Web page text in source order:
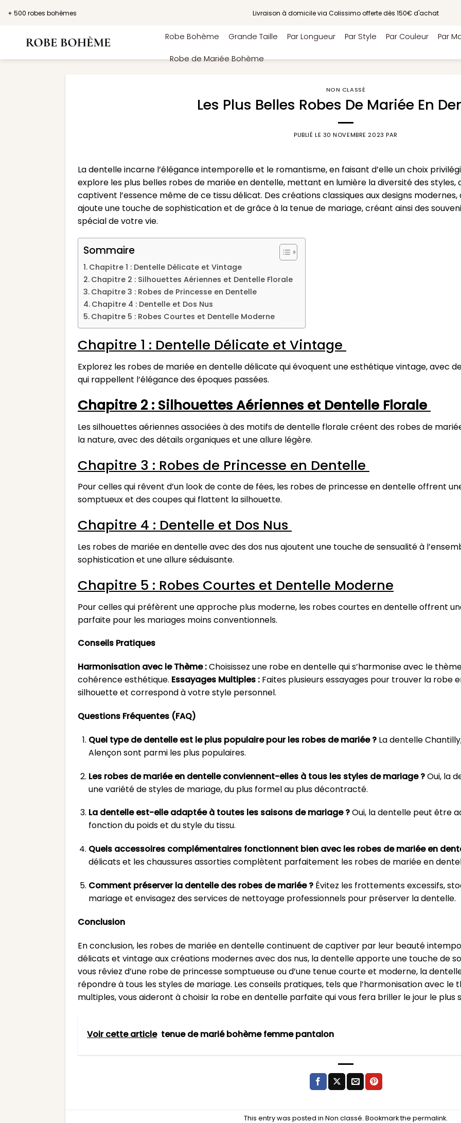
+ 500 robes bohèmes Livraison à domicile via Colissimo offerte dès 150€ d'achat
Robe Bohème Grande Taille Par Longueur Par Style Par Couleur Par
Robe de Mariée Bohème
NON CLASSÉ
Les Plus Belles Robes De Mariée En
PUBLIÉ LE 30 NOVEMBRE 2023 PAR
La dentelle incarne l’élégance intemporelle et le romantisme, en faisant d’elle un choix
explore les plus belles robes de mariée en dentelle, mettant en lumière la diversité des styles,
captivent l’essence même de ce tissu délicat. Des créations classiques aux designs
ajoute une touche de sophistication et de grâce à la tenue de mariage, créant ainsi des
spécial de votre vie.
Sommaire
Chapitre 1 : Dentelle Délicate et Vintage
Chapitre 2 : Silhouettes Aériennes et Dentelle Florale
Chapitre 3 : Robes de Princesse en Dentelle
Chapitre 4 : Dentelle et Dos Nus
Chapitre 5 : Robes Courtes et Dentelle Moderne
Chapitre 1 : Dentelle Délicate et Vintage
Explorez les robes de mariée en dentelle délicate qui évoquent une esthétique vintage, avec
qui rappellent l’élégance des époques passées.
Chapitre 2 : Silhouettes Aériennes et Dentelle Florale
Les silhouettes aériennes associées à des motifs de dentelle florale créent des robes de
la nature, avec des détails organiques et une allure légère.
Chapitre 3 : Robes de Princesse en Dentelle
Pour celles qui rêvent d’un look de conte de fées, les robes de princesse en dentelle offrent
somptueux et des coupes qui flattent la silhouette.
Chapitre 4 : Dentelle et Dos Nus
Les robes de mariée en dentelle avec des dos nus ajoutent une touche de sensualité à
sophistication et une allure séduisante.
Chapitre 5 : Robes Courtes et Dentelle Moderne
Pour celles qui préfèrent une approche plus moderne, les robes courtes en dentelle offrent
parfaite pour les mariages moins conventionnels.
Conseils Pratiques
Harmonisation avec le Thème :Choisissez une robe en dentelle qui s’harmonise avec le
cohérence esthétique. Essayages Multiples : Faites plusieurs essayages pour trouver la robe
silhouette et correspond à votre style personnel.
Questions Fréquentes (FAQ)
Quel type de dentelle est le plus populaire pour les robes de mariée ?La dentelle
Alençon sont parmi les plus populaires.
Les robes de mariée en dentelle conviennent-elles à tous les styles de mariage ?Oui, la
une variété de styles de mariage, du plus formel au plus décontracté.
La dentelle est-elle adaptée à toutes les saisons de mariage ?Oui, la dentelle peut être
fonction du poids et du style du tissu.
Quels accessoires complémentaires fonctionnent bien avec les robes de mariée en
délicats et les chaussures assorties complètent parfaitement les robes de mariée en
Comment préserver la dentelle des robes de mariée ?Évitez les frottements excessifs,
mariage et envisagez des services de nettoyage professionnels pour préserver la dentelle.
Conclusion
En conclusion, les robes de mariée en dentelle continuent de captiver par leur beauté
délicats et vintage aux créations modernes avec dos nus, la dentelle apporte une touche de
vous rêviez d’une robe de princesse somptueuse ou d’une tenue courte et moderne, la
répondre à tous les styles de mariage. Les conseils pratiques, tels que l’harmonisation avec le
multiples, vous aideront à choisir la robe en dentelle parfaite qui vous fera briller le jour le plus
Voir cette article tenue de marié bohème femme pantalon
This entry was posted in Non classé. Bookmark the permalink.